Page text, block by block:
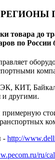
РЕГИОНЫ
товара до
по России
КИТ,
и другими.
примерную
- http://
ru/